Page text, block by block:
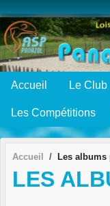
Accueil Le Club
Les Compétitions
Accueil Les albums
LES